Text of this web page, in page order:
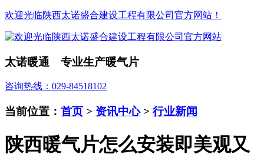
欢迎光临陕西太诺盛合建设工程有限公司官方网站！
太诺暖通 专业生产暖气片
咨询热线：029-84518102
当前位置： 首页 > 资讯中心> 行业新闻
陕西暖气片怎么安装即美观又